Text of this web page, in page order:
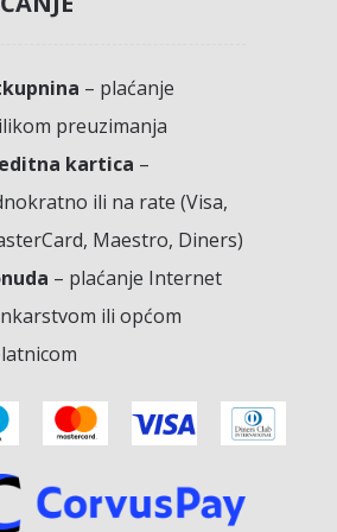
– plaćanje
preuzimanja
kartica –
ili na rate (Visa,
Maestro, Diners)
– plaćanje Internet
ili općom